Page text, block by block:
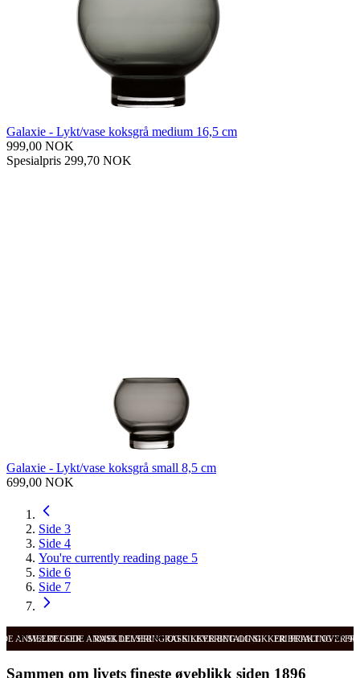
Galaxie - Lykt/vase koksgrå medium 16,5 cm
999,00 NOK
Spesialpris 299,70 NOK
Galaxie - Lykt/vase koksgrå small 8,5 cm
699,00 NOK
Side 3
Side 4
You're currently reading page 5
Side 6
Side 7
ANMELDELSER RASK LEVERING OG SIKKER BETALING FRI FRAKT OVER
SVÆRT GODE ANMELDELSER RASK LEVERING OG SIKKER BETALING
Sammen om livets fineste øyeblikk siden 1896